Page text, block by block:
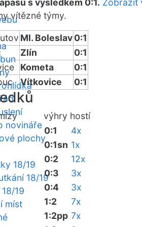
novináře
plochy
18/19
18/19
19
míst
s výsledkem 0:1. Zobrazit
vítězné týmy.
Ml. Boleslav0:1
Zlín
0:1
Kometa
0:1
Vítkovice 0:1
výhry hostí
0:1
4x
0:1sn 1x
0:2
12x
0:3
3x
0:4
3x
1:2
7x
1:2pp 7x